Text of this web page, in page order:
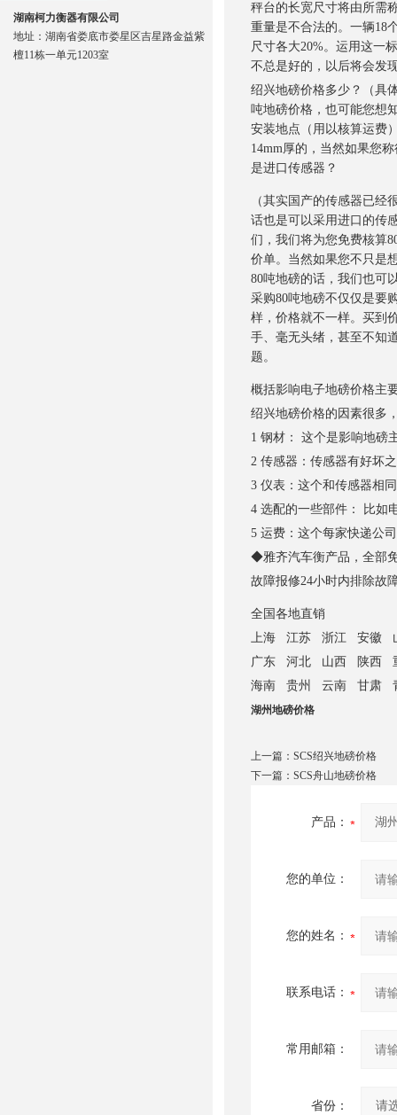
秤台的长宽尺寸将由所需
重量是不合法的。一辆18
尺寸各大20%。运用这一
不总是好的，以后将会发
绍兴地磅价格多少？（具
吨地磅价格，也可能您想
安装地点（用以核算运费
14mm厚的，当然如果您
是进口传感器？
（其实国产的传感器已经
话也是可以采用进口的传
们，我们将为您免费核算
价单。当然如果您不只是
80吨地磅的话，我们也可
采购80吨地磅不仅仅是要
样，价格就不一样。买到
手、毫无头绪，甚至不知
题。
概括影响电子地磅价格主
绍兴地磅价格的因素很多
1 钢材： 这个是影响地磅
2 传感器：传感器有好坏
3 仪表：这个和传感器相
4 选配的一些部件： 比如
5 运费：这个每家快递公
◆雅齐汽车衡产品，全部
故障报修24小时内排除故
全国各地直销
上海江苏 浙江 安徽
广东河北 山西 陕西
海南贵州 云南 甘肃
湖州地磅价格
上一篇： SCS绍兴地磅价格
下一篇： SCS舟山地磅价格
产品：
您的单位：
您的姓名：
联系电话：
常用邮箱：
省份：
湖南柯力衡器有限公司
地址：湖南省娄底市娄星区吉星路金益紫
檀11栋一单元1203室